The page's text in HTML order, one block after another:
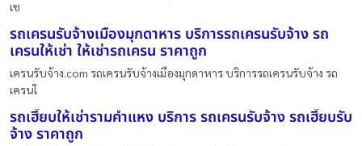
เช
รถเครนรับจ้างเมืองมุกดาหาร บริการรถเครนรับจ้าง รถ
เครนให้เช่า ให้เช่ารถเครน ราคาถูก
เครนรับจ้าง.com รถเครนรับจ้างเมืองมุกดาหาร บริการรถเครนรับจ้าง รถ
เครนใ
รถเฮี๊ยบให้เช่ารามคำแหง บริการ รถเครนรับจ้าง รถเฮี๊ยบรับ
จ้าง ราคาถูก